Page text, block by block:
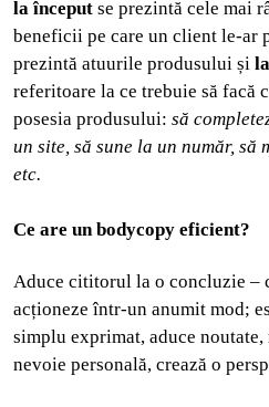
la început se prezintă cele mai
beneficii pe care un client le-ar
prezintă atuurile produsului și
referitoare la ce trebuie să facă
posesia produsului: să
un site, să sune la un număr, să
etc.
Ce are un bodycopy eficient?
Aduce cititorul la o concluzie –
acționeze într-un anumit mod;
simplu exprimat, aduce
nevoie personală, crează o